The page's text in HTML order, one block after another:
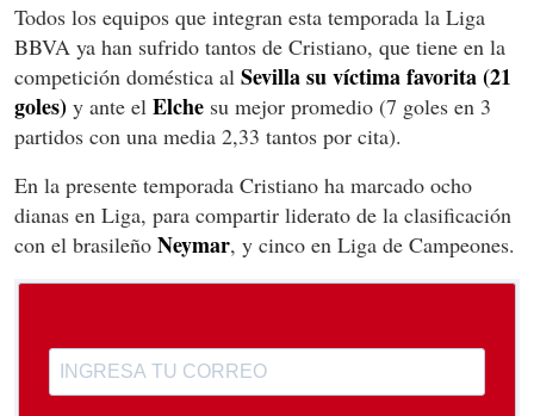
Todos los equipos que integran esta temporada la Liga
BBVA ya han sufrido tantos de Cristiano, que tiene en la
competición doméstica al Sevillasu víctima favorita (21
goles) y ante el Elche su mejor promedio (7 goles en 3
partidos con una media 2,33 tantos por cita).
En la presente temporada Cristiano ha marcado ocho
dianas en Liga, para compartir liderato de la clasificación
con el brasileño Neymar, y cinco en Liga de Campeones.